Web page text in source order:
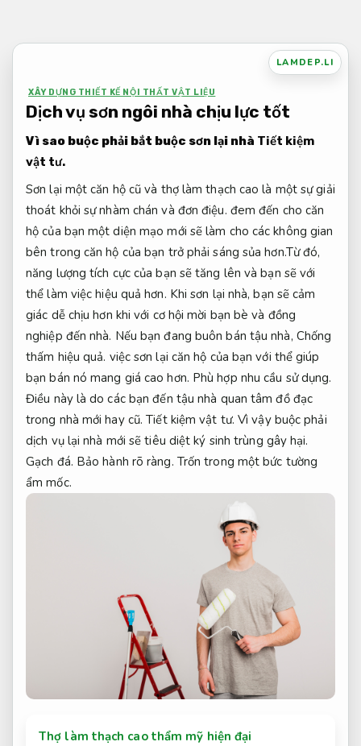
nội
LAMDEP.LI
XÂY DỰNG THIẾT KẾ NỘI THẤT VẬT LIỆU
Dịch vụ sơn ngôi nhà chịu lực tốt
Vì sao buộc phải bắt buộc sơn lại nhà Tiết kiệm
vật tư.
Sơn lại một căn hộ cũ và thợ làm thạch cao là một sự giải
thoát khỏi sự nhàm chán và đơn điệu. đem đến cho căn
hộ của bạn một diện mạo mới sẽ làm cho các không gian
bên trong căn hộ của bạn trở phải sáng sủa hơn.Từ đó,
năng lượng tích cực của bạn sẽ tăng lên và bạn sẽ với
thể làm việc hiệu quả hơn. Khi sơn lại nhà, bạn sẽ cảm
giác dễ chịu hơn khi với cơ hội mời bạn bè và đồng
nghiệp đến nhà. Nếu bạn đang buôn bán tậu nhà, Chống
thấm hiệu quả. việc sơn lại căn hộ của bạn với thể giúp
bạn bán nó mang giá cao hơn. Phù hợp nhu cầu sử dụng.
Điều này là do các bạn đến tậu nhà quan tâm đồ đạc
trong nhà mới hay cũ.Tiết kiệm vật tư. Vì vậy buộc phải
dịch vụ lại nhà mới sẽ tiêu diệt ký sinh trùng gây hại.
Gạch đá. Bảo hành rõ ràng. Trốn trong một bức tường
ẩm mốc.
Thợ làm thạch cao thẩm mỹ hiện đại